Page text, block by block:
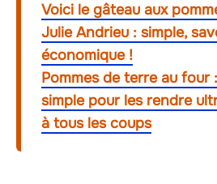
Voici le gâteau aux
Julie Andrieu : simple,
économique !
Pommes de terre au four
simple pour les rendre
à tous les coups